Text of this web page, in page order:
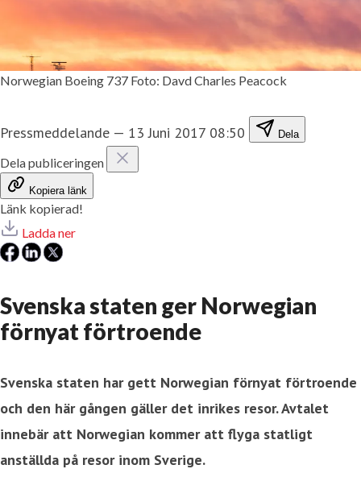
Norwegian Boeing 737 Foto: Davd Charles Peacock
Pressmeddelande — 13 Juni 2017 08:50 Dela
Dela publiceringen
Kopiera länk
Länk kopierad!
Ladda ner
Svenska staten ger Norwegian
förnyat förtroende
Svenska staten har gett Norwegian förnyat förtroende
och den här gången gäller det inrikes resor. Avtalet
innebär att Norwegian kommer att flyga statligt
anställda på resor inom Sverige.